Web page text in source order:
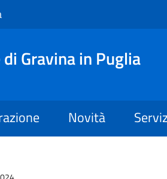
Gravina in Puglia
Novità